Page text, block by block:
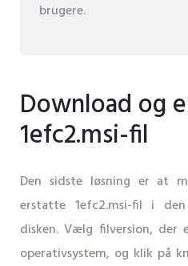
brugere.
Download og
1efc2.msi-fil
Den sidste løsning er at
erstatte 1efc2.msi-fil i
disken. Vælg filversion,
operativsystem, og klik på